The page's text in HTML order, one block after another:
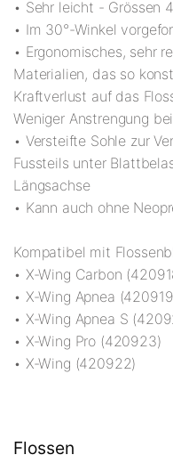
• Sehr leicht - Grössen
• Im 30°-Winkel
• Ergonomisches, sehr
Materialien, das so
Kraftverlust auf das
Weniger Anstrengung
• Versteifte Sohle zur
Fussteils unter
Längsachse
• Kann auch ohne
Kompatibel mit
• X-Wing Carbon
• X-Wing Apnea
• X-Wing Apnea S
• X-Wing Pro (420923)
• X-Wing (420922)
Flossen